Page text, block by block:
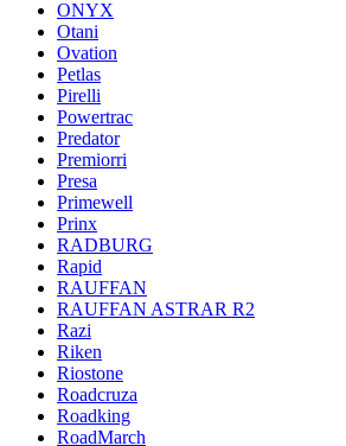
ONYX
Otani
Ovation
Petlas
Pirelli
Powertrac
Predator
Premiorri
Presa
Primewell
Prinx
RADBURG
Rapid
RAUFFAN
RAUFFAN ASTRAR R2
Razi
Riken
Riostone
Roadcruza
Roadking
RoadMarch